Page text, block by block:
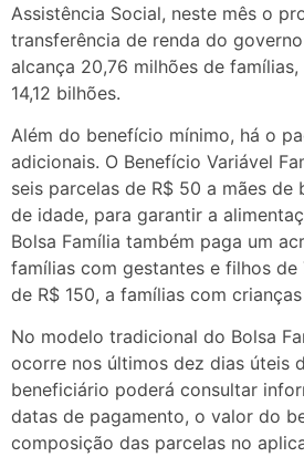
Assistência Social, neste mês o
transferência de renda do
alcança 20,76 milhões de
14,12 bilhões.
Além do benefício mínimo, há o
adicionais. O Benefício Variável
seis parcelas de R$ 50 a mães de
de idade, para garantir a
Bolsa Família também paga um
famílias com gestantes e filhos de
de R$ 150, a famílias com
No modelo tradicional do Bolsa
ocorre nos últimos dez dias úteis
beneficiário poderá consultar
datas de pagamento, o valor do
composição das parcelas no